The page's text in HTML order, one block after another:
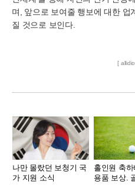
며, 앞으로 보여줄 행보에 대한 업
질 것으로 보인다.
[
나만 몰랐던 보청기 국
가 지원 소식
홀인원 축
용품 보상.